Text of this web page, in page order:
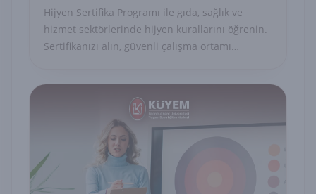
Hijyen Sertifika Programı ile gıda, sağlık ve
hizmet sektörlerinde hijyen kurallarını öğrenin.
Sertifikanızı alın, güvenli çalışma ortamı